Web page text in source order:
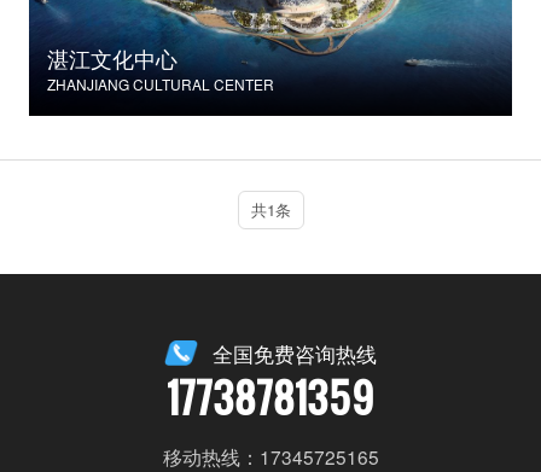
湛江文化中心
ZHANJIANG CULTURAL CENTER
共1条
全国免费咨询热线
17738781359
移动热线：17345725165